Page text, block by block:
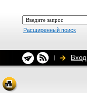
Расширенный поиск
Вход